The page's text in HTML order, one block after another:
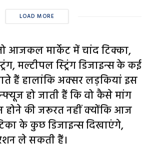
LOAD MORE
आजकल मार्केट में चांद टिक्का,
मल्टीपल स्ट्रिंग डिजाइन्स के कई
हैं हालांकि अक्सर लड़कियां इस
हो जाती हैं कि वो कैसे मांग
होने की जरूरत नहीं क्योंकि आज
के कुछ डिजाइन्स दिखाएंगे,
ले सकती हैं।